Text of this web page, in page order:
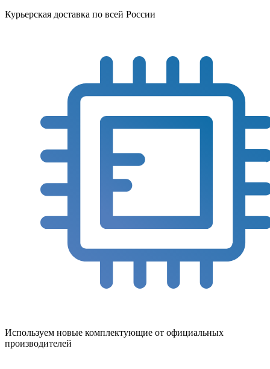
Курьерская доставка по всей России
Используем новые комплектующие от официальных
производителей